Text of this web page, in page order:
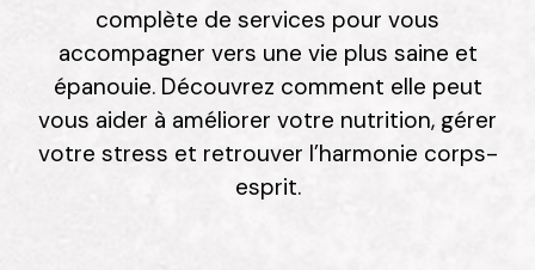
complète de services pour vous
accompagner vers une vie plus saine et
épanouie. Découvrez comment elle peut
vous aider à améliorer votre nutrition, gérer
votre stress et retrouver l’harmonie corps-
esprit.